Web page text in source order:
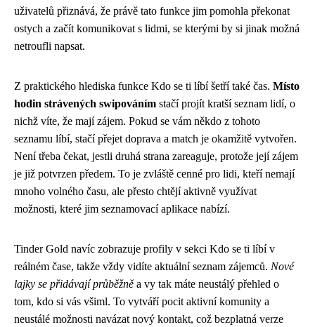
uživatelů přiznává, že právě tato funkce jim pomohla překonat
ostych a začít komunikovat s lidmi, se kterými by si jinak možná
netroufli napsat.
Z praktického hlediska funkce Kdo se ti líbí šetří také čas. Místo
hodin strávených swipováním stačí projít kratší seznam lidí, o
nichž víte, že mají zájem. Pokud se vám někdo z tohoto
seznamu líbí, stačí přejet doprava a match je okamžitě vytvořen.
Není třeba čekat, jestli druhá strana zareaguje, protože její zájem
je již potvrzen předem. To je zvláště cenné pro lidi, kteří nemají
mnoho volného času, ale přesto chtějí aktivně využívat
možnosti, které jim seznamovací aplikace nabízí.
Tinder Gold navíc zobrazuje profily v sekci Kdo se ti líbí v
reálném čase, takže vždy vidíte aktuální seznam zájemců. Nové
lajky se přidávají průběžně a vy tak máte neustálý přehled o
tom, kdo si vás všiml. To vytváří pocit aktivní komunity a
neustálé možnosti navázat nový kontakt, což bezplatná verze